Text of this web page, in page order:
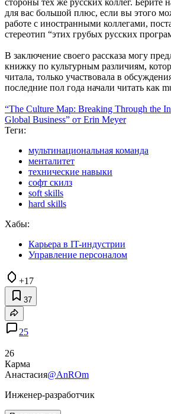
для вас большой плюс, если вы этого
работе с иностранными коллегами,
стереотип “этих грубых русских
В заключение своего рассказа могу
книжку по культурным различиям,
читала, только участвовала в
последние пол года начали читать как
“The Culture Map: Breaking Through the
Global Business” от Erin Meyer
Теги:
мультинациональная команда
менталитет
технические навыки
софт скилз
soft skills
hard skills
Хабы:
Карьера в IT-индустрии
Управление персоналом
+17
37
25
26
Карма
Анастасия@AnROm
Инженер-разработчик